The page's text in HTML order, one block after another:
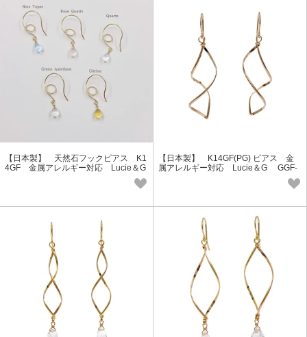
【日本製】 天然石フックピアス K1
4GF 金属アレルギー対応 Lucie＆G
【日本製】 K14GF(PG) ピアス 金
属アレルギー対応 Lucie＆G GGF-